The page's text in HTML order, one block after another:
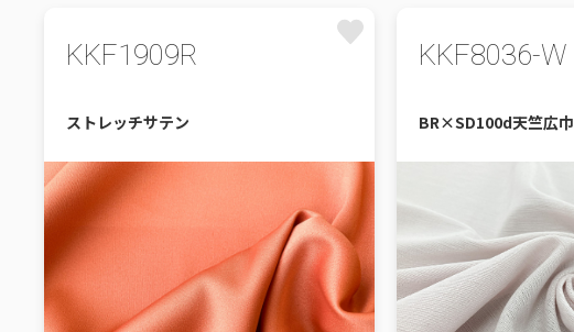
KKF1909R
ストレッチサテン
KKF8036-W
BR×SD100d天竺広巾